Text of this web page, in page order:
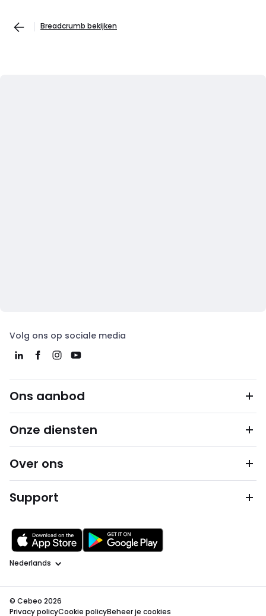
Breadcrumb bekijken
Volg ons op sociale media
Ons aanbod
Onze diensten
Over ons
Support
Taal
© Cebeo 2026
Privacy policyCookie policyBeheer je cookies